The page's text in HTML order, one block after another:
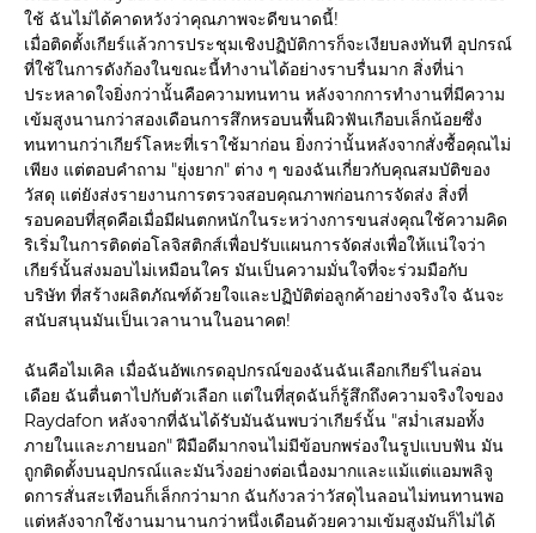
ใช้ ฉันไม่ได้คาดหวังว่าคุณภาพจะดีขนาดนี้!
เมื่อติดตั้งเกียร์แล้วการประชุมเชิงปฏิบัติการก็จะเงียบลงทันที อุปกรณ์
ที่ใช้ในการดังก้องในขณะนี้ทำงานได้อย่างราบรื่นมาก สิ่งที่น่า
ประหลาดใจยิ่งกว่านั้นคือความทนทาน หลังจากการทำงานที่มีความ
เข้มสูงนานกว่าสองเดือนการสึกหรอบนพื้นผิวฟันเกือบเล็กน้อยซึ่ง
ทนทานกว่าเกียร์โลหะที่เราใช้มาก่อน ยิ่งกว่านั้นหลังจากสั่งซื้อคุณไม่
เพียง แต่ตอบคำถาม "ยุ่งยาก" ต่าง ๆ ของฉันเกี่ยวกับคุณสมบัติของ
วัสดุ แต่ยังส่งรายงานการตรวจสอบคุณภาพก่อนการจัดส่ง สิ่งที่
รอบคอบที่สุดคือเมื่อมีฝนตกหนักในระหว่างการขนส่งคุณใช้ความคิด
ริเริ่มในการติดต่อโลจิสติกส์เพื่อปรับแผนการจัดส่งเพื่อให้แน่ใจว่า
เกียร์นั้นส่งมอบไม่เหมือนใคร มันเป็นความมั่นใจที่จะร่วมมือกับ
บริษัท ที่สร้างผลิตภัณฑ์ด้วยใจและปฏิบัติต่อลูกค้าอย่างจริงใจ ฉันจะ
สนับสนุนมันเป็นเวลานานในอนาคต!
ฉันคือไมเคิล เมื่อฉันอัพเกรดอุปกรณ์ของฉันฉันเลือกเกียร์ไนล่อน
เดือย ฉันตื่นตาไปกับตัวเลือก แต่ในที่สุดฉันก็รู้สึกถึงความจริงใจของ
Raydafon หลังจากที่ฉันได้รับมันฉันพบว่าเกียร์นั้น "สม่ำเสมอทั้ง
ภายในและภายนอก" ฝีมือดีมากจนไม่มีข้อบกพร่องในรูปแบบฟัน มัน
ถูกติดตั้งบนอุปกรณ์และมันวิ่งอย่างต่อเนื่องมากและแม้แต่แอมพลิจู
ดการสั่นสะเทือนก็เล็กกว่ามาก ฉันกังวลว่าวัสดุไนลอนไม่ทนทานพอ
แต่หลังจากใช้งานมานานกว่าหนึ่งเดือนด้วยความเข้มสูงมันก็ไม่ได้